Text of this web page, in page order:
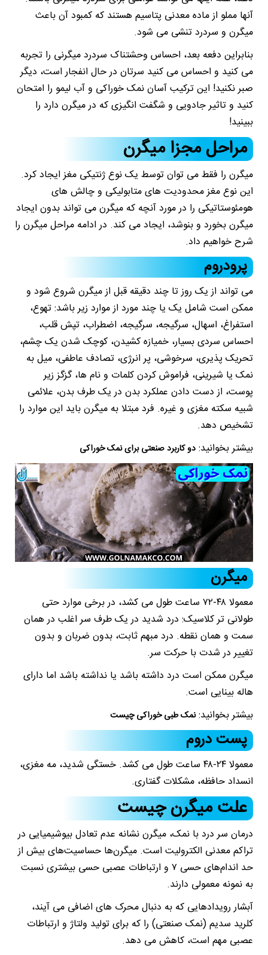
آنها مملو از ماده معدنی پتاسیم هستند که کمبود آن باعث
میگرن و سردرد تنشی می شود.
بنابراین دفعه بعد، احساس وحشتناک سردرد میگرنی را تجربه
می کنید و احساس می کنید سرتان در حال انفجار است، دیگر
صبر نکنید! این ترکیب آسان نمک خوراکی و آب لیمو را امتحان
کنید و تاثیر جادویی و شگفت انگیزی که در میگرن دارد را
ببینید!
مراحل مجزا میگرن
میگرن را فقط می توان توسط یک نوع ژنتیکی مغز ایجاد کرد.
این نوع مغز محدودیت ‌های متابولیکی و چالش ‌های
هومئوستاتیکی را در مورد آنچه که میگرن می‌ تواند بدون ایجاد
میگرن بخورد و بنوشد، ایجاد می‌ کند. در ادامه مراحل میگرن را
شرح خواهیم داد.
پرودروم
می تواند از یک روز تا چند دقیقه قبل از میگرن شروع شود و
ممکن است شامل یک یا چند مورد از موارد زیر باشد: تهوع،
استفراغ، اسهال، سرگیجه، سرگیجه، اضطراب، تپش قلب،
احساس سردی بسیار، خمیازه کشیدن، کوچک شدن یک چشم،
تحریک پذیری، سرخوشی، پر انرژی، تصادف عاطفی، میل به
نمک یا شیرینی، فراموش کردن کلمات و نام ها، گزگز زیر
پوست، از دست دادن عملکرد بدن در یک طرف بدن، علائمی
شبیه سکته مغزی و غیره. فرد مبتلا به میگرن باید این موارد را
تشخیص دهد.
بیشتر بخوانید: دو کاربرد صنعتی برای نمک خوراکی
میگرن
معمولا ۴۸-۷۲ ساعت طول می کشد، در برخی موارد حتی
طولانی تر کلاسیک: درد شدید در یک طرف سر اغلب در همان
سمت و همان نقطه. درد مبهم ثابت، بدون ضربان و بدون
تغییر در شدت با حرکت سر.
میگرن ممکن است درد داشته باشد یا نداشته باشد اما دارای
هاله بینایی است.
بیشتر بخوانید:نمک طبی خوراکی چیست
پست دروم
معمولا ۲۴-۴۸ ساعت طول می کشد. خستگی شدید، مه مغزی،
انسداد حافظه، مشکلات گفتاری.
علت میگرن چیست
درمان سر درد با نمک، میگرن نشانه عدم تعادل بیوشیمیایی در
تراکم معدنی الکترولیت است. میگرن‌ها حساسیت‌های بیش از
حد اندام‌های حسی ۷ و ارتباطات عصبی حسی بیشتری نسبت
به نمونه معمولی دارند.
آبشار رویدادهایی که به دنبال محرک های اضافی می آیند،
کلرید سدیم (نمک صنعتی) را که برای تولید ولتاژ و ارتباطات
عصبی مهم است، کاهش می دهد.